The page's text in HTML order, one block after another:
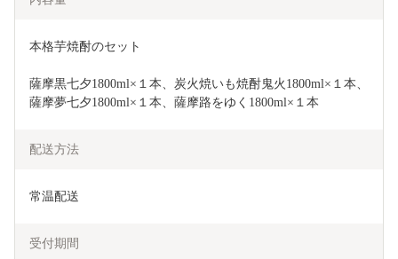
本格芋焼酎のセット
薩摩黒七夕1800ml×１本、炭火焼いも焼酎鬼火1800ml×１本、
薩摩夢七夕1800ml×１本、薩摩路をゆく1800ml×１本
配送方法
常温配送
受付期間